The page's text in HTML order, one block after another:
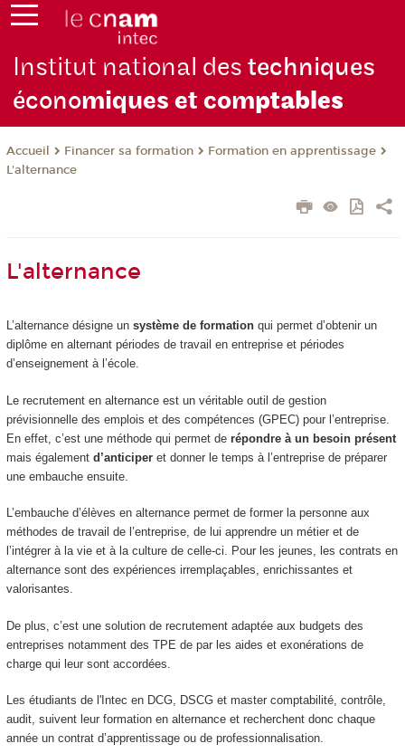
Institut national destechniques
économiques et comptables
Accueil Financer sa formation
Formation en apprentissage
L'alternance
L'alternance
L’alternance désigne un système de formationqui permet d’obtenir un
diplôme en alternant périodes de travail en entreprise et périodes
d’enseignement à l’école.
Le recrutement en alternance est un véritable outil de gestion
prévisionnelle des emplois et des compétences (GPEC) pour l’entreprise.
En effet, c’est une méthode qui permet de répondre à un besoin présent
mais également d’anticiperet donner le temps à l’entreprise de préparer
une embauche ensuite.
L’embauche d’élèves en alternance permet de former la personne aux
méthodes de travail de l’entreprise, de lui apprendre un métier et de
l’intégrer à la vie et à la culture de celle-ci. Pour les jeunes, les contrats en
alternance sont des expériences irremplaçables, enrichissantes et
valorisantes.
De plus, c’est une solution de recrutement adaptée aux budgets des
entreprises notamment des TPE de par les aides et exonérations de
charge qui leur sont accordées.
Les étudiants de l'Intec en DCG, DSCG et master comptabilité, contrôle,
audit, suivent leur formation en alternance et recherchent donc chaque
année un contrat d’apprentissage ou de professionnalisation.